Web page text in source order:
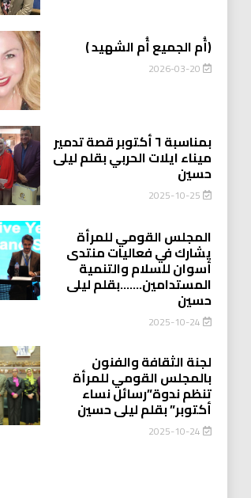
(أُم الجميع أُم الشهيد )
2026-03-20
بمناسبة ٦ أكتوبر قصة تدمير
ميناء ايلات الحربي بقلم ليلى
حسين
2025-10-25
المجلس القومي للمرأة
يشارك في فعاليات منتدى
أسوان للسلام والتنمية
المستدامين…….بقلم ليلى
حسين
2025-10-24
لجنة الثقافة والفنون
بالمجلس القومي للمرأة
تنظم ندوة”رسائل نساء
أكتوبر” بقلم ليلى حسين
2025-10-24